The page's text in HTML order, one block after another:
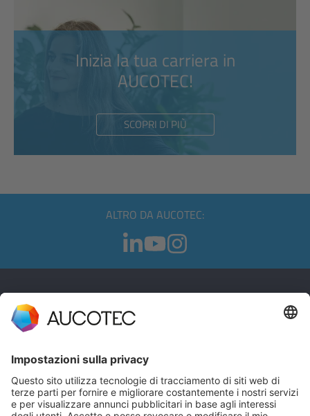
Inizia la tua carriera in
AUCOTEC!
SCOPRI DI PIÙ
ALTRO DA AUCOTEC:
CONTATTI
Telefono +49 511 6103 0